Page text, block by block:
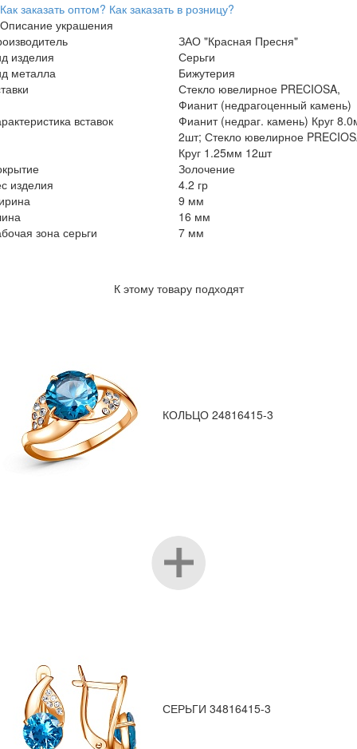
Как заказать оптом? Как заказать в розницу?
Описание украшения
ЗАО "Красная Пресня"
изделия
Серьги
металла
Бижутерия
Стекло ювелирное PRECIOSA,
Фианит (недрагоценный камень)
вставок
Фианит (недраг. камень) Круг
2шт; Стекло ювелирное
Круг 1.25мм 12шт
Золочение
изделия
4.2 гр
9 мм
16 мм
зона серьги
7 мм
К этому товару подходят
КОЛЬЦО 24816415-3
СЕРЬГИ 34816415-3